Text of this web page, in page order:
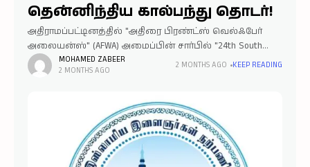
தென்னிந்திய கால்பந்து தொடர்!
அதிராமப்பட்டினத்தில் "அதிரை பிரண்ட்ஸ் வெல்ஃபேர்
அலையன்ஸ்" (AFWA) அமைப்பின் சார்பில் "24th South
India Level Football Tournament 2026" கால்பந்து போட்டிகள்
நடத்தப்பட உள்ளன. இப்போட்டிகள் வரும் ஜூன் 26, 2026
MOHAMED ZABEER
2 MONTHS AGO
2 MONTHS AGO KEEP READING